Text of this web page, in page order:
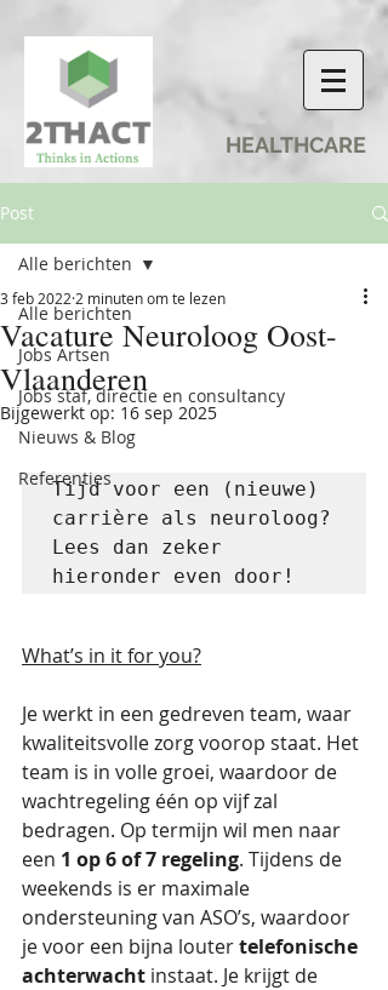
HEALTHCARE
Post
Alle berichten
Jobs Artsen
Jobs staf, directie en consultancy
Nieuws & Blog
Referenties
Alle berichten
Vacature Neuroloog Oost-
Vlaanderen
3 feb 2022 2 minuten om te lezen
Bijgewerkt op: 16 sep 2025
Tijd voor een (nieuwe)
carrière als neuroloog?
Lees dan zeker
hieronder even door!
What’s in it for you?
Je werkt in een gedreven team, waar
kwaliteitsvolle zorg voorop staat. Het
team is in volle groei, waardoor de
wachtregeling één op vijf zal
bedragen. Op termijn wil men naar
een 1 op 6 of 7 regeling. Tijdens de
weekends is er maximale
ondersteuning van ASO’s, waardoor
je voor een bijna louter telefonische
achterwacht instaat. Je krijgt de